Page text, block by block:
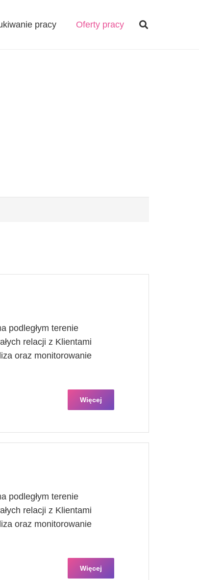
pracy Oferty pracy
podległym terenie
relacji z Klientami
oraz monitorowanie
Więcej
podległym terenie
relacji z Klientami
oraz monitorowanie
Więcej